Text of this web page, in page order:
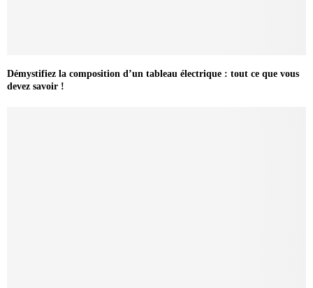
Démystifiez la composition d’un tableau électrique : tout ce que vous
devez savoir !